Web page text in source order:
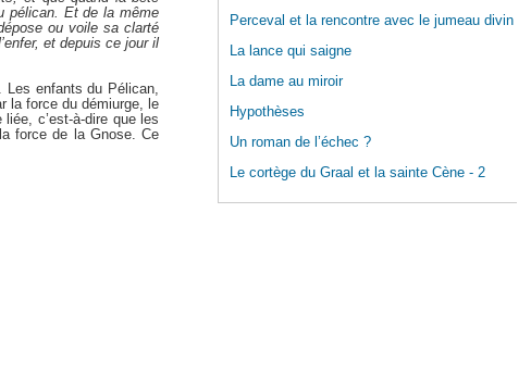
Perceval et la rencontre avec le jumeau divin
La lance qui saigne
La dame au miroir
Hypothèses
Un roman de l’échec ?
Le cortège du Graal et la sainte Cène - 2
pélican. Et de la même
ou voile sa clarté
et depuis ce jour il
enfants du Pélican,
la force du démiurge, le
c’est-à-dire que les
force de la Gnose. Ce